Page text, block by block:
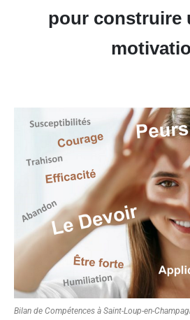
pour construire
Bilan de Compétences à Saint-Loup-en-